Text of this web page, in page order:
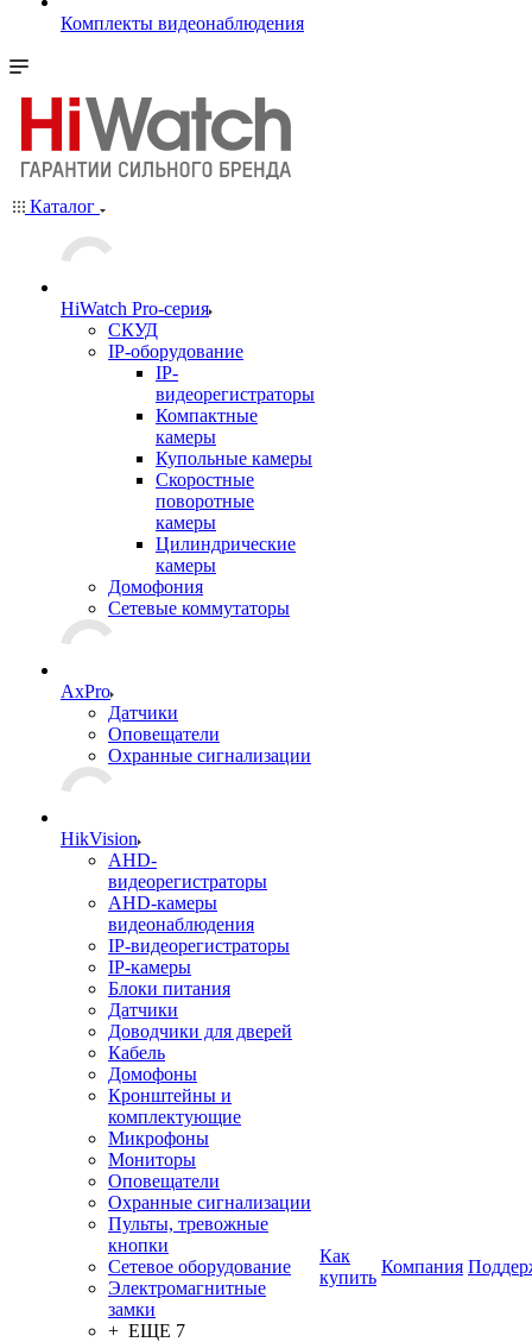
Комплекты видеонаблюдения
Каталог
HiWatch Pro-серия
CКУД
IP-оборудование
IP-
видеорегистраторы
Компактные
камеры
Купольные камеры
Скоростные
поворотные
камеры
Цилиндрические
камеры
Домофония
Сетевые коммутаторы
AxPro
Датчики
Оповещатели
Охранные сигнализации
HikVision
AHD-
видеорегистраторы
AHD-камеры
видеонаблюдения
IP-видеорегистраторы
IP-камеры
Блоки питания
Датчики
Доводчики для дверей
Кабель
Домофоны
Кронштейны и
комплектующие
Микрофоны
Мониторы
Оповещатели
Охранные сигнализации
Пульты, тревожные
кнопки
Сетевое оборудование
Электромагнитные
замки
+ ЕЩЕ 7
Как
купить
Компания